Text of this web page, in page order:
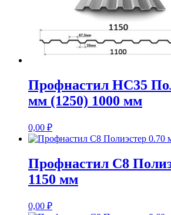
Профнастил НС35
мм (1250) 1000 мм
0,00 ₽
Профнастил С8
1150 мм
0,00 ₽